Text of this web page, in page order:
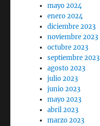
mayo 2024
enero 2024
diciembre 2023
noviembre 2023
octubre 2023
septiembre 2023
agosto 2023
julio 2023
junio 2023
mayo 2023
abril 2023
marzo 2023